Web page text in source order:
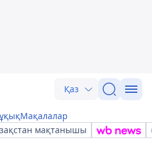
Қаз
Мақалалар
мақтанышы